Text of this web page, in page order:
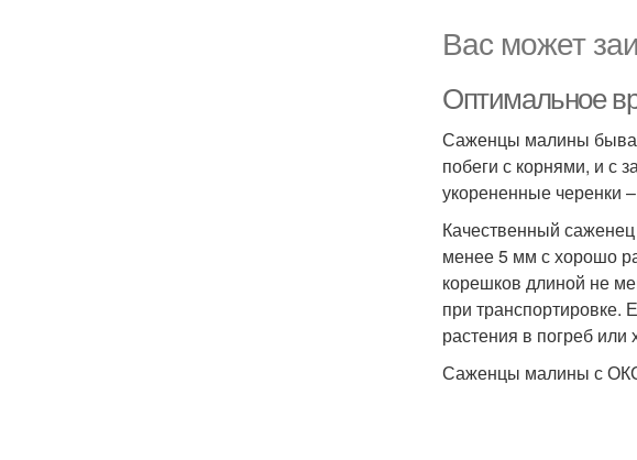
Вас может
Оптимальное
Саженцы малины
побеги с корнями, и с
укорененные черенки
Качественный
менее 5 мм с хорошо
корешков длиной не
при транспортировке.
растения в погреб или
Саженцы малины с